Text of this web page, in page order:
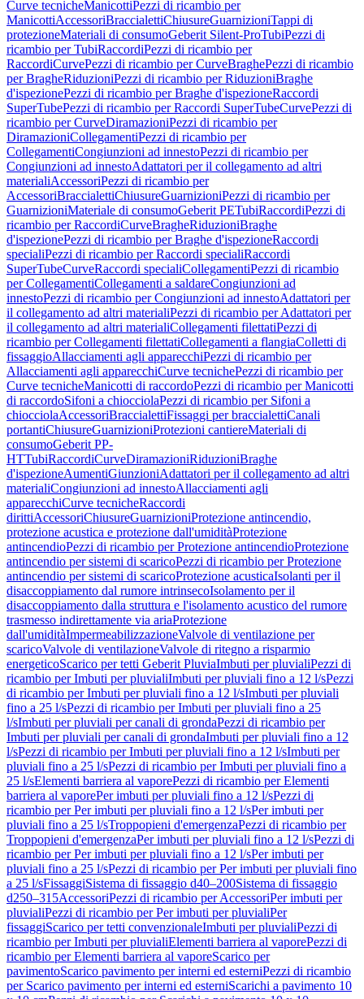
Curve tecnicheManicottiPezzi di ricambio per
ManicottiAccessoriBraccialettiChiusureGuarnizioniTappi di
protezioneMateriali di consumoGeberit Silent-ProTubiPezzi di
ricambio per TubiRaccordiPezzi di ricambio per
RaccordiCurvePezzi di ricambio per CurveBraghePezzi di ricambio
per BragheRiduzioniPezzi di ricambio per RiduzioniBraghe
d'ispezionePezzi di ricambio per Braghe d'ispezioneRaccordi
SuperTubePezzi di ricambio per Raccordi SuperTubeCurvePezzi di
ricambio per CurveDiramazioniPezzi di ricambio per
DiramazioniCollegamentiPezzi di ricambio per
CollegamentiCongiunzioni ad innestoPezzi di ricambio per
Congiunzioni ad innestoAdattatori per il collegamento ad altri
materialiAccessoriPezzi di ricambio per
AccessoriBraccialettiChiusureGuarnizioniPezzi di ricambio per
GuarnizioniMateriale di consumoGeberit PETubiRaccordiPezzi di
ricambio per RaccordiCurveBragheRiduzioniBraghe
d'ispezionePezzi di ricambio per Braghe d'ispezioneRaccordi
specialiPezzi di ricambio per Raccordi specialiRaccordi
SuperTubeCurveRaccordi specialiCollegamentiPezzi di ricambio
per CollegamentiCollegamenti a saldareCongiunzioni ad
innestoPezzi di ricambio per Congiunzioni ad innestoAdattatori per
il collegamento ad altri materialiPezzi di ricambio per Adattatori per
il collegamento ad altri materialiCollegamenti filettatiPezzi di
ricambio per Collegamenti filettatiCollegamenti a flangiaColletti di
fissaggioAllacciamenti agli apparecchiPezzi di ricambio per
Allacciamenti agli apparecchiCurve tecnichePezzi di ricambio per
Curve tecnicheManicotti di raccordoPezzi di ricambio per Manicotti
di raccordoSifoni a chiocciolaPezzi di ricambio per Sifoni a
chiocciolaAccessoriBraccialettiFissaggi per braccialettiCanali
portantiChiusureGuarnizioniProtezioni cantiereMateriali di
consumoGeberit PP-
HTTubiRaccordiCurveDiramazioniRiduzioniBraghe
d'ispezioneAumentiGiunzioniAdattatori per il collegamento ad altri
materialiCongiunzioni ad innestoAllacciamenti agli
apparecchiCurve tecnicheRaccordi
dirittiAccessoriChiusureGuarnizioniProtezione antincendio,
protezione acustica e protezione dall'umiditàProtezione
antincendioPezzi di ricambio per Protezione antincendioProtezione
antincendio per sistemi di scaricoPezzi di ricambio per Protezione
antincendio per sistemi di scaricoProtezione acusticaIsolanti per il
disaccoppiamento dal rumore intrinsecoIsolamento per il
disaccoppiamento dalla struttura e l'isolamento acustico del rumore
trasmesso indirettamente via ariaProtezione
dall'umiditàImpermeabilizzazioneValvole di ventilazione per
scaricoValvole di ventilazioneValvole di ritegno a risparmio
energeticoScarico per tetti Geberit PluviaImbuti per pluvialiPezzi di
ricambio per Imbuti per pluvialiImbuti per pluviali fino a 12 l/sPezzi
di ricambio per Imbuti per pluviali fino a 12 l/sImbuti per pluviali
fino a 25 l/sPezzi di ricambio per Imbuti per pluviali fino a 25
l/sImbuti per pluviali per canali di grondaPezzi di ricambio per
Imbuti per pluviali per canali di grondaImbuti per pluviali fino a 12
l/sPezzi di ricambio per Imbuti per pluviali fino a 12 l/sImbuti per
pluviali fino a 25 l/sPezzi di ricambio per Imbuti per pluviali fino a
25 l/sElementi barriera al vaporePezzi di ricambio per Elementi
barriera al vaporePer imbuti per pluviali fino a 12 l/sPezzi di
ricambio per Per imbuti per pluviali fino a 12 l/sPer imbuti per
pluviali fino a 25 l/sTroppopieni d'emergenzaPezzi di ricambio per
Troppopieni d'emergenzaPer imbuti per pluviali fino a 12 l/sPezzi di
ricambio per Per imbuti per pluviali fino a 12 l/sPer imbuti per
pluviali fino a 25 l/sPezzi di ricambio per Per imbuti per pluviali fino
a 25 l/sFissaggiSistema di fissaggio d40–200Sistema di fissaggio
d250–315AccessoriPezzi di ricambio per AccessoriPer imbuti per
pluvialiPezzi di ricambio per Per imbuti per pluvialiPer
fissaggiScarico per tetti convenzionaleImbuti per pluvialiPezzi di
ricambio per Imbuti per pluvialiElementi barriera al vaporePezzi di
ricambio per Elementi barriera al vaporeScarico per
pavimentoScarico pavimento per interni ed esterniPezzi di ricambio
per Scarico pavimento per interni ed esterniScarichi a pavimento 10